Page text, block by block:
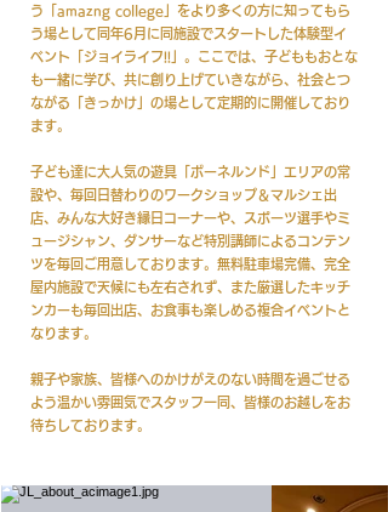
う「amazng college」をより多くの方に知ってもら
う場として同年6月に同施設でスタートした体験型イ
ベント「ジョイライフ!!」。ここでは、子どももおとな
も一緒に学び、共に創り上げていきながら、社会とつ
ながる「きっかけ」の場として定期的に開催しており
ます。
子ども達に大人気の遊具「ボーネルンド」エリアの常
設や、毎回日替わりのワークショップ＆マルシェ出
店、みんな大好き縁日コーナーや、スポーツ選手やミ
ュージシャン、ダンサーなど特別講師によるコンテン
ツを毎回ご用意しております。無料駐車場完備、完全
屋内施設で天候にも左右されず、また厳選したキッチ
ンカーも毎回出店、お食事も楽しめる複合イベントと
なります。
親子や家族、皆様へのかけがえのない時間を過ごせる
よう温かい雰囲気でスタッフ一同、皆様のお越しをお
待ちしております。